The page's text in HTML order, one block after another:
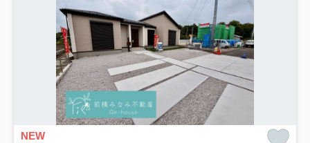
NEW